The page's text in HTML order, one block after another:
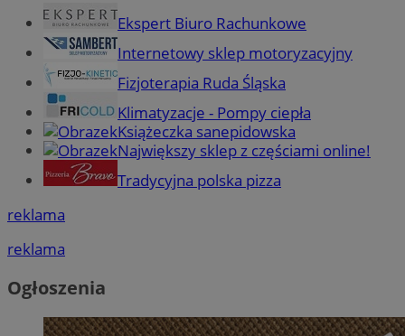
Ekspert Biuro Rachunkowe
Internetowy sklep motoryzacyjny
Fizjoterapia Ruda Śląska
Klimatyzacje - Pompy ciepła
Książeczka sanepidowska
Największy sklep z częściami online!
Tradycyjna polska pizza
reklama
reklama
Ogłoszenia